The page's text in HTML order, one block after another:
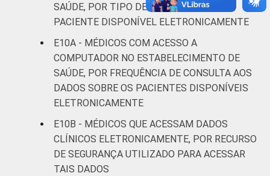
Fonte: CGI.br/NIC.br, Centro Regional de
Estudos para o Desenvolvimento da
Sociedade da Informação (Cetic.br),
Pesquisa sobre o uso das tecnologias de
informação e comunicação nos
estabelecimentos de saúde brasileiros – TIC
Saúde 2022. ¹Refere-se aos profissionais
apesar de ela estar disponível. ²Refere-se
aos profissionais que declararam não haver
disponibilidade da funcionalidade, aos que
declararam não saber se a funcionalidade
SAÚDE, POR TIPO DE DADO SOBRE O
PACIENTE DISPONÍVEL ELETRONICAMENTE
E10A - MÉDICOS COM ACESSO A
COMPUTADOR NO ESTABELECIMENTO DE
SAÚDE, POR FREQUÊNCIA DE CONSULTA AOS
DADOS SOBRE OS PACIENTES DISPONÍVEIS
ELETRONICAMENTE
E10B - MÉDICOS QUE ACESSAM DADOS
CLÍNICOS ELETRONICAMENTE, POR RECURSO
DE SEGURANÇA UTILIZADO PARA ACESSAR
TAIS DADOS